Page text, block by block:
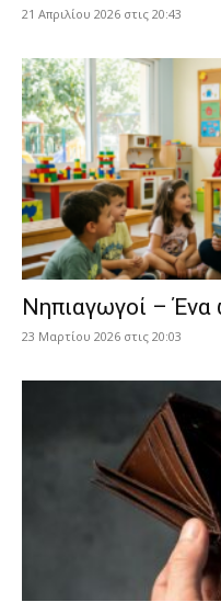
21 Απριλίου 2026 στις 20:43
Νηπιαγωγοί – Ένα
23 Μαρτίου 2026 στις 20:03